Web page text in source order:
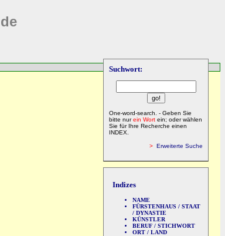
de
Suchwort:
One-word-search. - Geben Sie
bitte nurein Wort ein; oder wählen
Sie für Ihre Recherche einen
INDEX.
> Erweiterte Suche
Indizes
NAME
FÜRSTENHAUS / STAAT
/ DYNASTIE
KÜNSTLER
BERUF / STICHWORT
ORT / LAND